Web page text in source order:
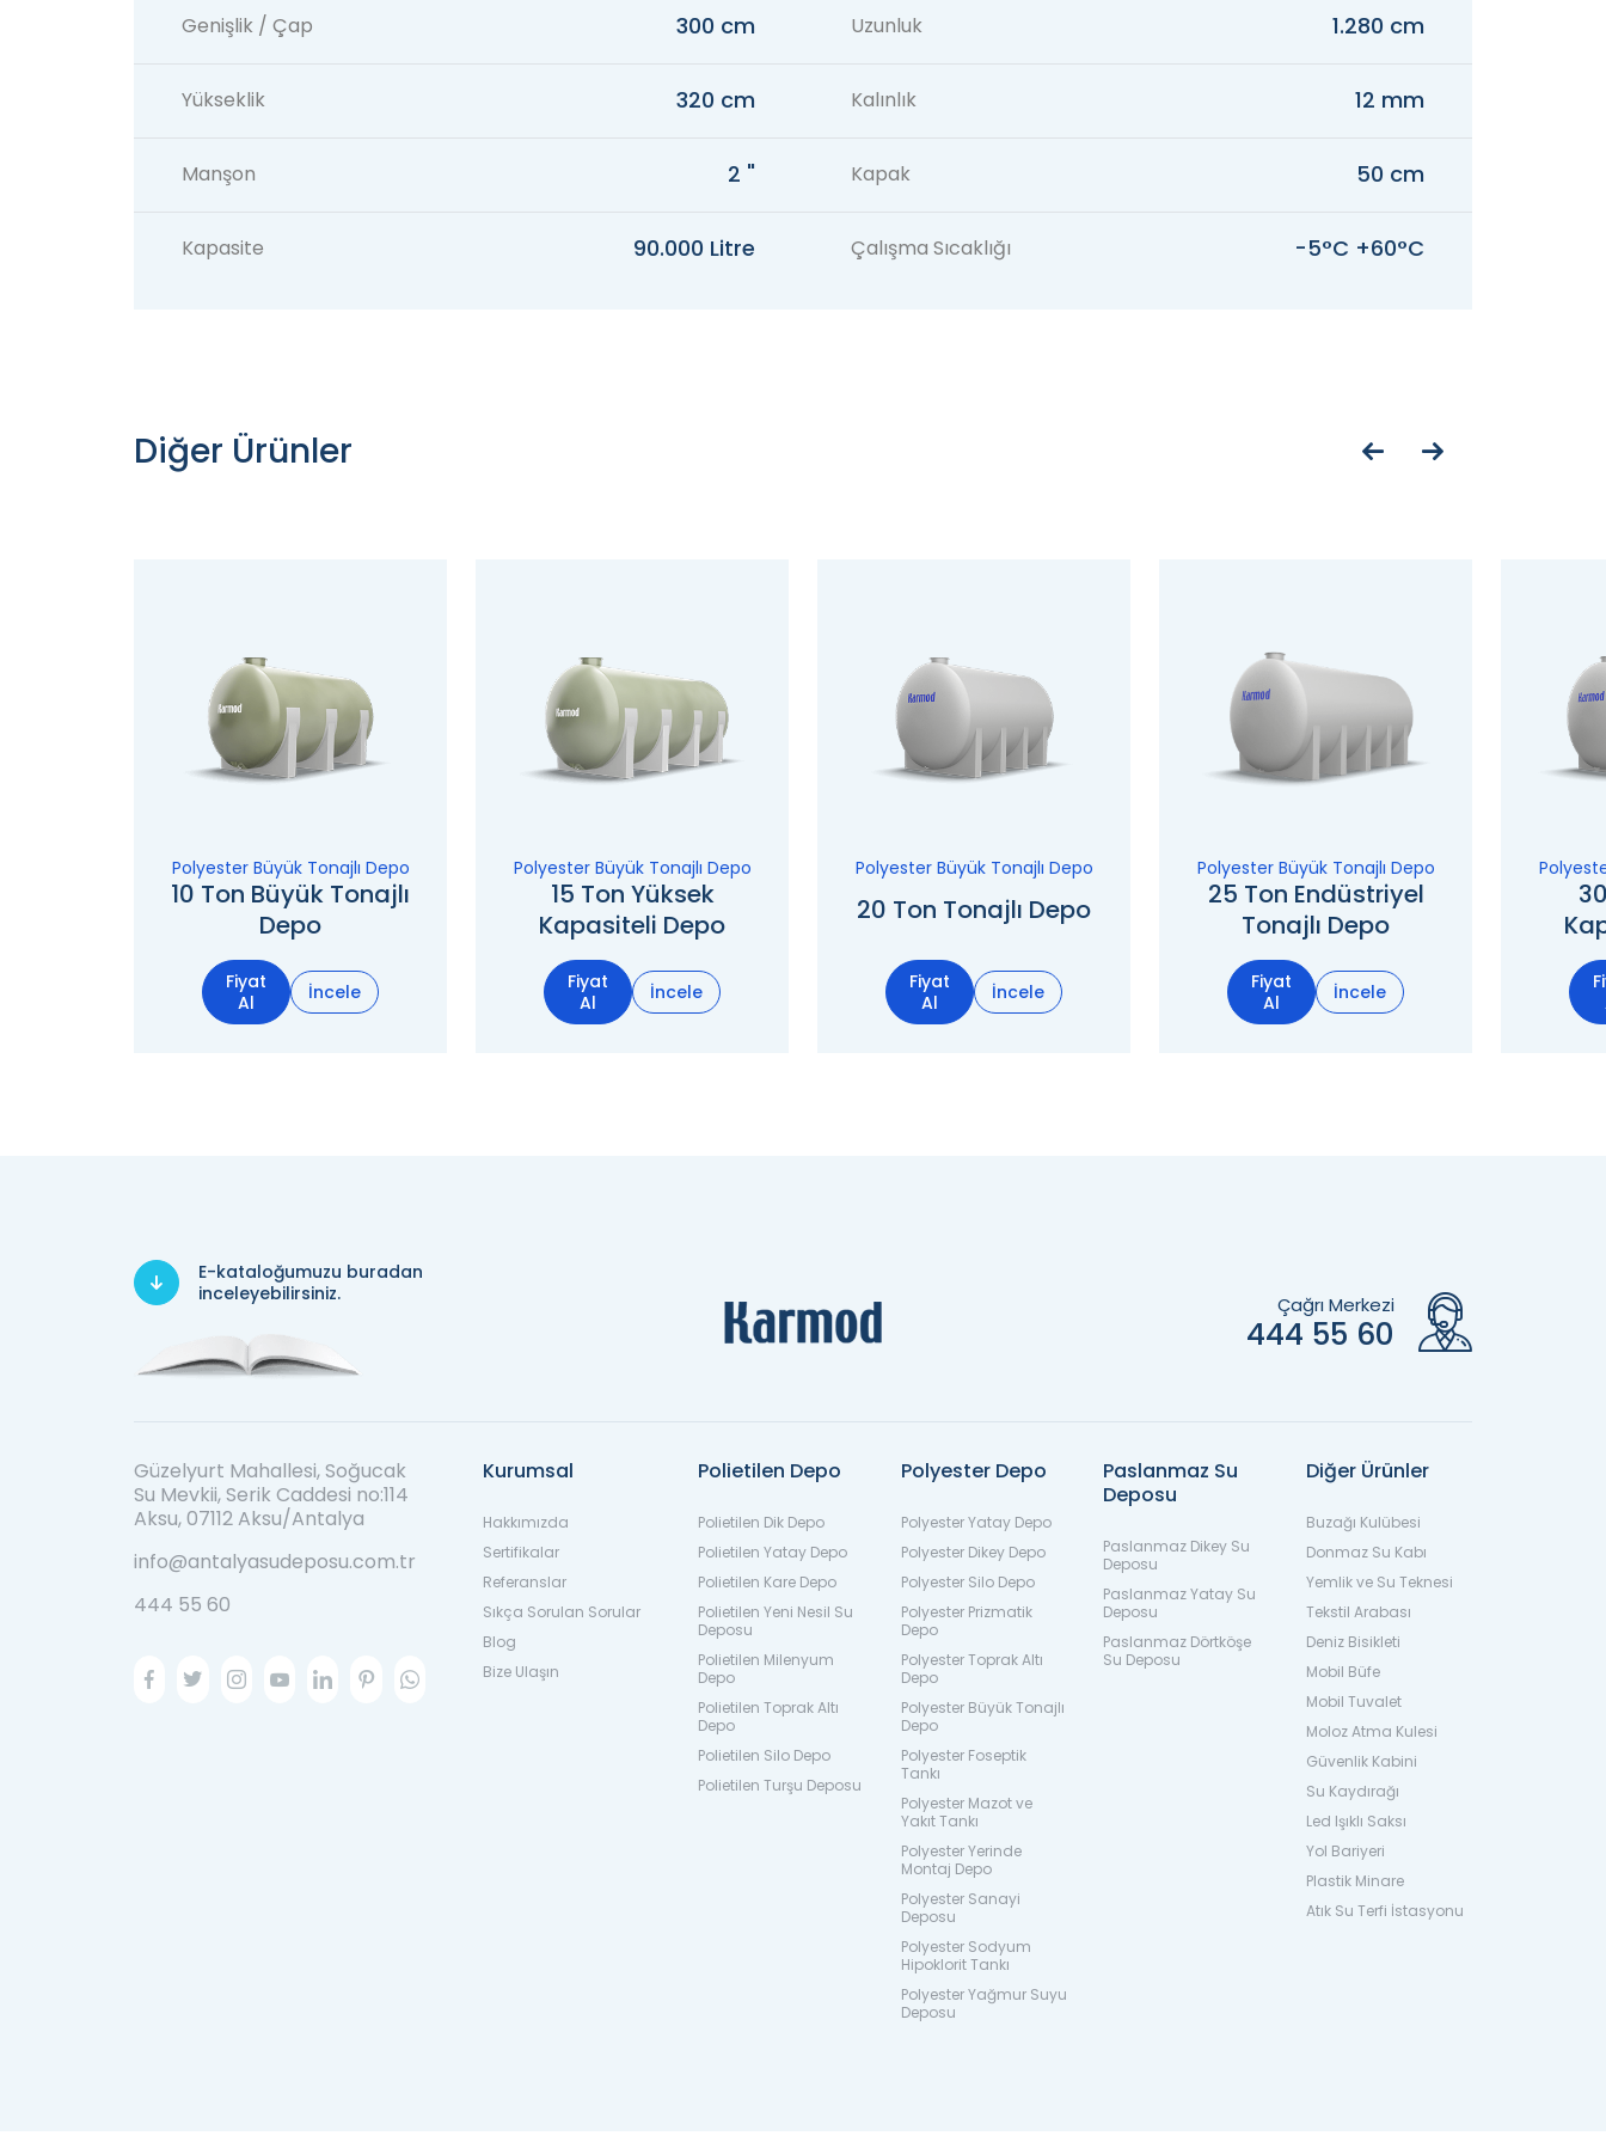
Genişlik / Çap 300 cm Uzunluk 1.280 cm
Yükseklik 320 cm Kalınlık 12 mm
Manşon 2 " Kapak 50 cm
Kapasite 90.000 Litre Çalışma Sıcaklığı -5°C +60°C
Diğer Ürünler
Polyester Büyük Tonajlı Depo
10 Ton Büyük Tonajlı
Depo
Fiyat
Al
İncele
Polyester Büyük Tonajlı Depo
15 Ton Yüksek
Kapasiteli Depo
Fiyat
Al
İncele
Polyester Büyük Tonajlı Depo
20 Ton Tonajlı Depo
Fiyat
Al
İncele
Polyester Büyük Tonajlı Depo
25 Ton Endüstriyel
Tonajlı Depo
Fiyat
Al
İncele
E-kataloğumuzu buradan
inceleyebilirsiniz.
Çağrı Merkezi
444 55 60
Güzelyurt Mahallesi, Soğucak
Su Mevkii, Serik Caddesi no:114
Aksu, 07112 Aksu/Antalya
info@antalyasudeposu.com.tr
444 55 60
Kurumsal
Hakkımızda
Sertifikalar
Referanslar
Sıkça Sorulan Sorular
Blog
Bize Ulaşın
Polietilen Depo
Polietilen Dik Depo
Polietilen Yatay Depo
Polietilen Kare Depo
Polietilen Yeni Nesil Su
Deposu
Polietilen Milenyum
Depo
Polietilen Toprak Altı
Depo
Polietilen Silo Depo
Polietilen Turşu Deposu
Polyester Depo
Polyester Yatay Depo
Polyester Dikey Depo
Polyester Silo Depo
Polyester Prizmatik
Depo
Polyester Toprak Altı
Depo
Polyester Büyük Tonajlı
Depo
Polyester Foseptik
Tankı
Polyester Mazot ve
Yakıt Tankı
Polyester Yerinde
Montaj Depo
Polyester Sanayi
Deposu
Polyester Sodyum
Hipoklorit Tankı
Polyester Yağmur Suyu
Deposu
Paslanmaz Su
Deposu
Paslanmaz Dikey Su
Deposu
Paslanmaz Yatay Su
Deposu
Paslanmaz Dörtköşe
Su Deposu
Diğer Ürünler
Buzağı Kulübesi
Donmaz Su Kabı
Yemlik ve Su Teknesi
Tekstil Arabası
Deniz Bisikleti
Mobil Büfe
Mobil Tuvalet
Moloz Atma Kulesi
Güvenlik Kabini
Su Kaydırağı
Led Işıklı Saksı
Yol Bariyeri
Plastik Minare
Atık Su Terfi İstasyonu